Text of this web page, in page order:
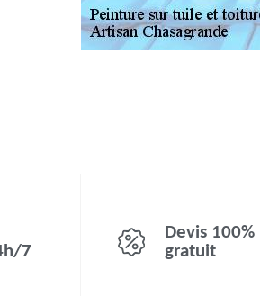
7
Devis 100%
gratuit